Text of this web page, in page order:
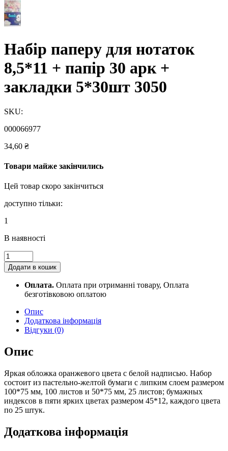
Набір паперу для нотаток
8,5*11 + папір 30 арк +
закладки 5*30шт 3050
SKU:
000066977
34,60 ₴
Товари майже закінчились
Цей товар скоро закінчиться
доступно тільки:
1
В наявності
Набір
паперу
для
нотаток
8,5*11
папір
закладки
5*30шт
quantity
Додати в кошик
Оплата. Оплата при отриманні товару, Оплата
безготівковою оплатою
Опис
Додаткова інформація
Відгуки (0)
Опис
Яркая обложка оранжевого цвета с белой надписью. Набор
состоит из пастельно-желтой бумаги с липким слоем размером
100*75 мм, 100 листов и 50*75 мм, 25 листов; бумажных
индексов в пяти ярких цветах размером 45*12, каждого цвета
по 25 штук.
Додаткова інформація